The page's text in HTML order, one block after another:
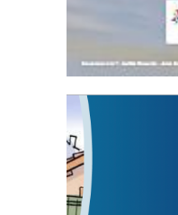
Statut de
3 avril 2024
Mise à jour avril
FEUILLETER